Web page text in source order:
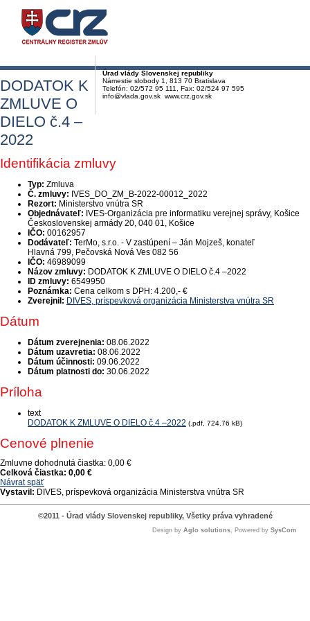
Úrad vlády Slovenskej republiky
Námestie slobody 1, 813 70 Bratislava
Telefón: 02/572 95 111, Fax: 02/524 97 595
info@vlada.gov.sk www.crz.gov.sk
DODATOK K
ZMLUVE O
DIELO č.4 –
2022
Identifikácia zmluvy
Typ: Zmluva
Č. zmluvy: IVES_DO_ZM_B-2022-00012_2022
Rezort: Ministerstvo vnútra SR
Objednávateľ: IVES-Organizácia pre informatiku verejnej správy, Košice
Československej armády 20, 040 01, Košice
IČO: 00162957
Dodávateľ: TerMo, s.r.o. - V zastúpení – Ján Mojzeš, konateľ
Hlavná 799, Pečovská Nová Ves 082 56
IČO: 46989099
Názov zmluvy: DODATOK K ZMLUVE O DIELO č.4 –2022
ID zmluvy: 6549950
Poznámka: Cena celkom s DPH: 4.200,- €
Zverejnil: DIVES, príspevková organizácia Ministerstva vnútra SR
Dátum
Dátum zverejnenia: 08.06.2022
Dátum uzavretia: 08.06.2022
Dátum účinnosti: 09.06.2022
Dátum platnosti do: 30.06.2022
Príloha
text
DODATOK K ZMLUVE O DIELO č.4 –2022 (.pdf, 724.76 kB)
Cenové plnenie
Zmluvne dohodnutá čiastka: 0,00 €
Celková čiastka: 0,00 €
Návrat späť
Vystavil: DIVES, príspevková organizácia Ministerstva vnútra SR
©2011 - Úrad vlády Slovenskej republiky, Všetky práva vyhradené
Design by Aglo solutions, Powered by SysCom